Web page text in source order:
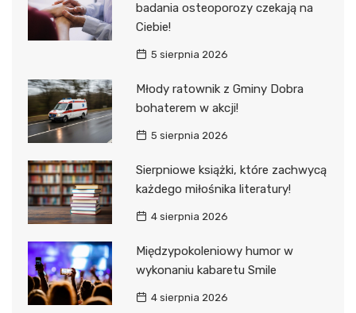
badania osteoporozy czekają na
Ciebie!
5 sierpnia 2026
Młody ratownik z Gminy Dobra
bohaterem w akcji!
5 sierpnia 2026
Sierpniowe książki, które zachwycą
każdego miłośnika literatury!
4 sierpnia 2026
Międzypokoleniowy humor w
wykonaniu kabaretu Smile
4 sierpnia 2026